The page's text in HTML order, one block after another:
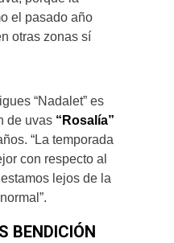
el pasado año
otras zonas sí
“Nadalet” es
de uvas “Rosalía”
“La temporada
con respecto al
lejos de la
BENDICIÓN